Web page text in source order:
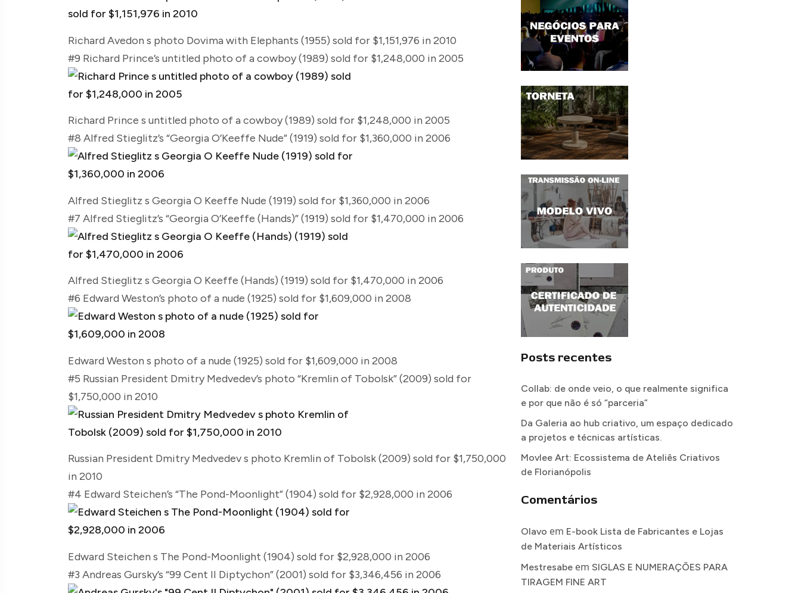
Richard Avedon s photo Dovima with Elephants (1955) sold for $1,151,976 in 2010
#9 Richard Prince’s untitled photo of a cowboy (1989) sold for $1,248,000 in 2005
Richard Prince s untitled photo of a cowboy (1989) sold for $1,248,000 in 2005
#8 Alfred Stieglitz’s “Georgia O’Keeffe Nude” (1919) sold for $1,360,000 in 2006
Alfred Stieglitz s Georgia O Keeffe Nude (1919) sold for $1,360,000 in 2006
#7 Alfred Stieglitz’s “Georgia O’Keeffe (Hands)” (1919) sold for $1,470,000 in 2006
Alfred Stieglitz s Georgia O Keeffe (Hands) (1919) sold for $1,470,000 in 2006
#6 Edward Weston’s photo of a nude (1925) sold for $1,609,000 in 2008
Edward Weston s photo of a nude (1925) sold for $1,609,000 in 2008
#5 Russian President Dmitry Medvedev’s photo “Kremlin of Tobolsk” (2009) sold for
$1,750,000 in 2010
Russian President Dmitry Medvedev s photo Kremlin of Tobolsk (2009) sold for $1,750,000
in 2010
#4 Edward Steichen’s “The Pond-Moonlight” (1904) sold for $2,928,000 in 2006
Edward Steichen s The Pond-Moonlight (1904) sold for $2,928,000 in 2006
#3 Andreas Gursky’s “99 Cent II Diptychon” (2001) sold for $3,346,456 in 2006
Posts recentes
Collab: de onde veio, o que realmente significa
e por que não é só “parceria”
Da Galeria ao hub criativo, um espaço dedicado
a projetos e técnicas artísticas.
Movlee Art: Ecossistema de Ateliês Criativos
de Florianópolis
Comentários
Olavo em E-book Lista de Fabricantes e Lojas
de Materiais Artísticos
Mestresabe em SIGLAS E NUMERAÇÕES PARA
TIRAGEM FINE ART